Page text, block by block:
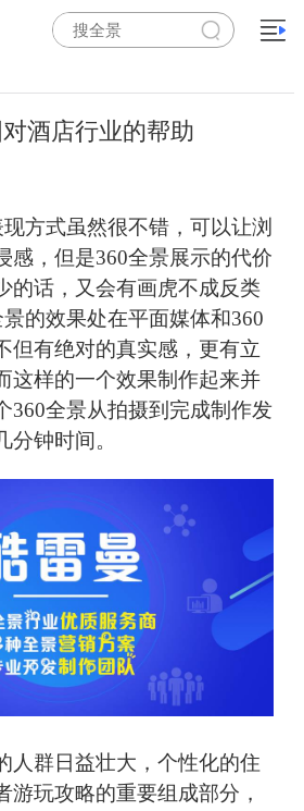
酒店行业的帮助
方式虽然很不错，可以让浏
感，但是360全景展示的代价
的话，又会有画虎不成反类
的效果处在平面媒体和360
但有绝对的真实感，更有立
这样的一个效果制作起来并
360全景从拍摄到完成制作发
分钟时间。
人群日益壮大，个性化的住
游玩攻略的重要组成部分，